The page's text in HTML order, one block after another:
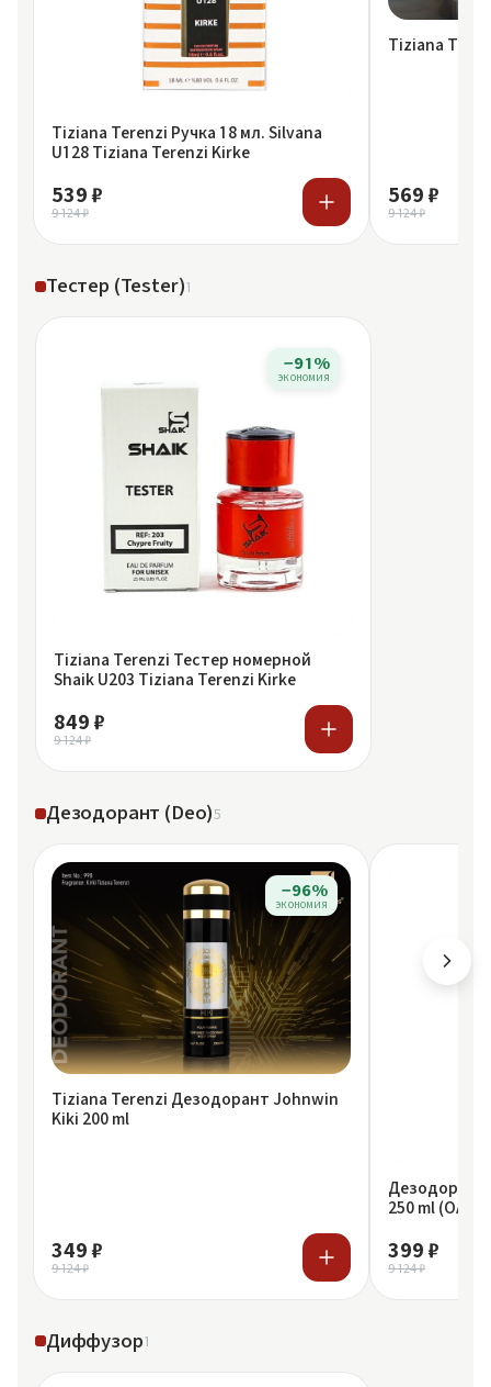
Tiziana Terenzi Ручка 18 мл. Silvana
U128 Tiziana Terenzi Kirke
539 ₽
9 124 ₽
Tiziana
569 ₽
9 124 ₽
Тестер (Tester)1
−91%
экономия
Tiziana Terenzi Тестер номерной
Shaik U203 Tiziana Terenzi Kirke
849 ₽
9 124 ₽
Дезодорант (Deo)5
−96%
экономия
Tiziana Terenzi Дезодорант Johnwin
Kiki 200 ml
349 ₽
9 124 ₽
Дезодорант
250 ml (ОАЭ)
399 ₽
9 124 ₽
Диффузор1